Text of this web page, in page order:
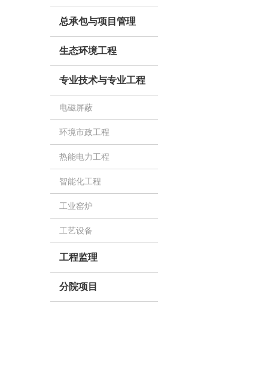
总承包与项目管理
生态环境工程
专业技术与专业工程
电磁屏蔽
环境市政工程
热能电力工程
智能化工程
工业窑炉
工艺设备
工程监理
分院项目